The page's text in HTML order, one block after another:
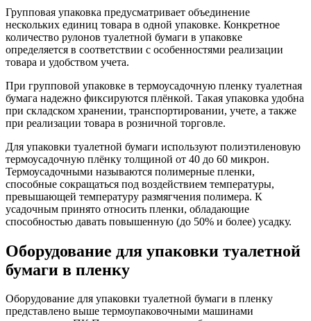
Групповая упаковка предусматривает объединение
нескольких единиц товара в одной упаковке. Конкретное
количество рулонов туалетной бумаги в упаковке
определяется в соответствии с особенностями реализации
товара и удобством учета.
При групповой упаковке в термоусадочную пленку туалетная
бумага надежно фиксируются плёнкой. Такая упаковка удобна
при складском хранении, транспортировании, учете, а также
при реализации товара в розничной торговле.
Для упаковки туалетной бумаги используют полиэтиленовую
термоусадочную плёнку толщиной от 40 до 60 микрон.
Термоусадочными называются полимерные пленки,
способные сокращаться под воздействием температуры,
превышающей температуру размягчения полимера. К
усадочным принято относить пленки, обладающие
способностью давать повышенную (до 50% и более) усадку.
Оборудование для упаковки туалетной
бумаги в пленку
Оборудование для упаковки туалетной бумаги в пленку
представлено выше термоупаковочными машинами